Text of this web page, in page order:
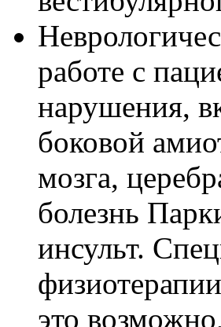
работе с
нарушения,
боковой
мозга,
болезнь
инсульт.
это